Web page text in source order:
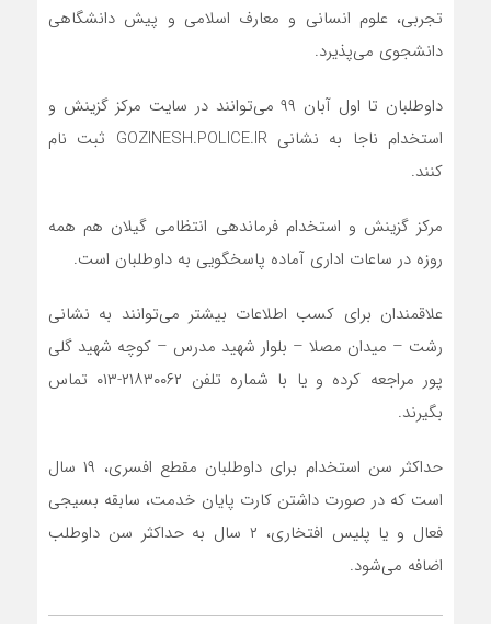
تجربی، علوم انسانی و معارف اسلامی و پیش دانشگاهی
دانشجوی می‌پذیرد.
داوطلبان تا اول آبان ۹۹ می‌توانند در سایت مرکز گزینش و
استخدام ناجا به نشانی GOZINESH.POLICE.IR ثبت نام
کنند.
مرکز گزینش و استخدام فرماندهی انتظامی گیلان هم همه
روزه در ساعات اداری آماده پاسخگویی به داوطلبان است.
علاقمندان برای کسب اطلاعات بیشتر می‌توانند به نشانی
رشت – میدان مصلا – بلوار شهید مدرس – کوچه شهید گلی
پور مراجعه کرده و یا با شماره تلفن ۲۱۸۳۰۰۶۲-۰۱۳ تماس
بگیرند.
حداکثر سن استخدام برای داوطلبان مقطع افسری، ۱۹ سال
است که در صورت داشتن کارت پایان خدمت، سابقه بسیجی
فعال و یا پلیس افتخاری، ۲ سال به حداکثر سن داوطلب
اضافه می‌شود.